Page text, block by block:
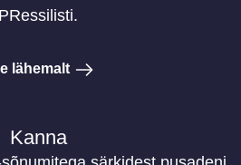
PRessilisti.
lähemalt
Kanna